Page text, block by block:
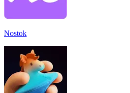
Nostok